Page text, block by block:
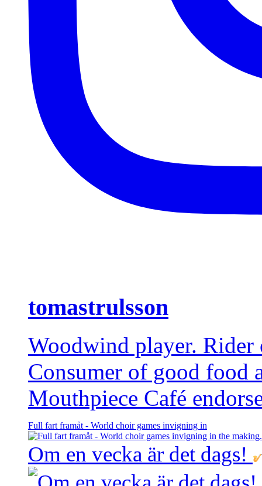
tomastrulsson
Woodwind player.
Consumer of good food
Mouthpiece Café
Full fart framåt - World choir games invigning in
Om en vecka är det dags!